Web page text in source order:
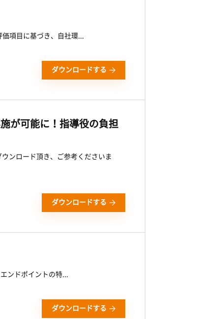
項目に基づき、自社環...
ダウンロードする
が可能に！指導役の負担
ンロード頂き、ご参考くださいま
ダウンロードする
ンドポイントの特...
ダウンロードする